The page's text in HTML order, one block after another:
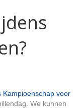
Kampioenschap voor
We kunnen